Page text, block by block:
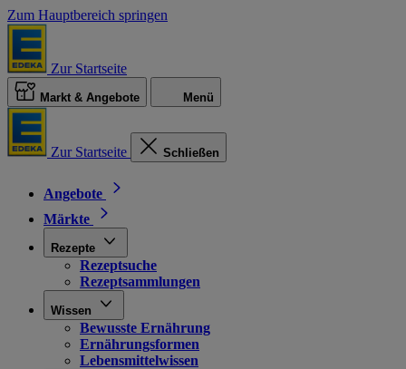
Zum Hauptbereich springen
Zur Startseite
Markt & Angebote Menü
Zur Startseite Schließen
Angebote
Märkte
Rezepte
Rezeptsuche
Rezeptsammlungen
Wissen
Bewusste Ernährung
Ernährungsformen
Lebensmittelwissen